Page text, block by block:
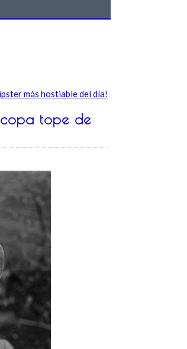
más hostiable del día!
tope de